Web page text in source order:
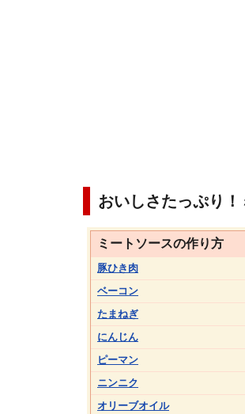
おいしさたっぷり！
ミートソースの作り方
豚ひき肉
ベーコン
たまねぎ
にんじん
ピーマン
ニンニク
オリーブオイル